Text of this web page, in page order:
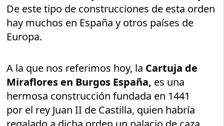
De este tipo de construcciones de esta orden
hay muchos en España y otros países de
Europa.
A la que nos referimos hoy, la Cartuja de
Miraflores en Burgos España, es una
hermosa construcción fundada en 1441
por el rey Juan II de Castilla, quien habría